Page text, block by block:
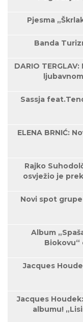
Pjesma
Banda
DARIO
Sassja
ELENA BRNIĆ:
Rajko
osvježio je
Novi spot
Album
Biokovu“
Jacques
Jacques
albumu!